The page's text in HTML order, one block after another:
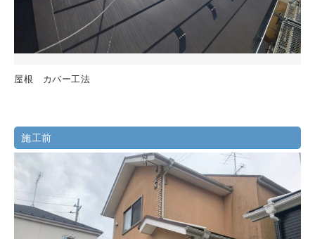
屋根 カバー工法
施工前